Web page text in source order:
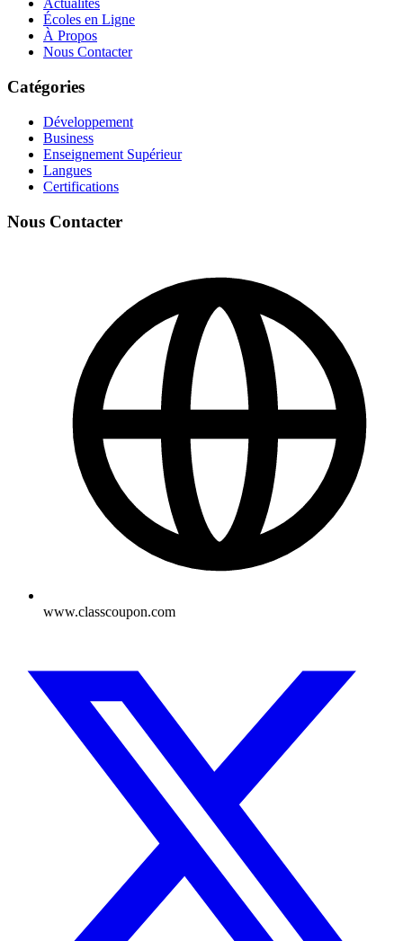
Actualités
Écoles en Ligne
À Propos
Nous Contacter
Catégories
Développement
Business
Enseignement Supérieur
Langues
Certifications
Nous Contacter
www.classcoupon.com